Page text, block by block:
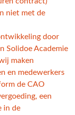
niet met de
door
Solidoe Academie
maken
en medewerkers
de CAO
een
in de